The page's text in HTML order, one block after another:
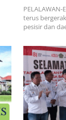
terus
pesisir dan